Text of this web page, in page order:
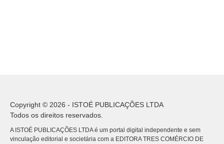
Copyright © 2026 - ISTOÉ PUBLICAÇÕES LTDA
Todos os direitos reservados.
A ISTOÉ PUBLICAÇÕES LTDA é um portal digital independente e sem
vinculação editorial e societária com a EDITORA TRES COMÉRCIO DE